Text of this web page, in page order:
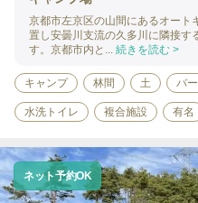
京都市左京区の山間にあるオート
置し安曇川支流の久多川に隣接す
す。京都市内と... 続きを読む >
キャンプ 林間 土 バ
水洗トイレ 複合施設 有名
ネット予約OK